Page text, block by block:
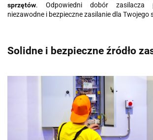
sprzętów. Odpowiedni dobór zasilacza
niezawodne i bezpieczne zasilanie dla Twojego
Solidne i bezpieczne źródło